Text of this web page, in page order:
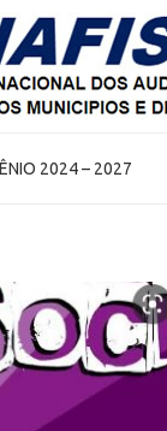
2024 – 2027